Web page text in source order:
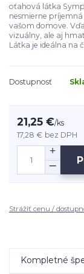
oťahová látka
nesmierne
vašom domove.
vizuálny, ale aj
Látka je ideálna na
Dostupnosť
21,25 €/ks
17,28 € bez DPH
Strážiť cenu /
Kompletné